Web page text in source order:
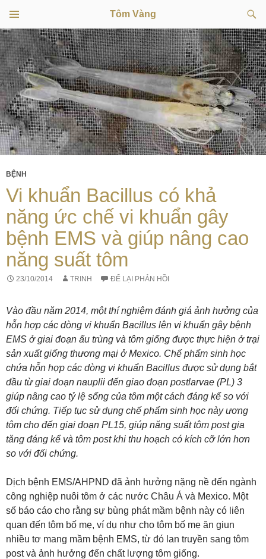
Tôm Vàng
kiếm
TRÌNH
ĐƠN
CƠ SỞ
CHUYỂN
ĐẾN
NỘI
DUNG
BỆNH
Vi khuẩn Bacillus có khả
năng ức chế vi khuẩn gây
bệnh EMS và giúp nâng cao
năng suất tôm
23/10/2014 TRINH ĐỂ LẠI PHẢN HỒI
Vào đầu năm 2014, một thí nghiệm đánh giá ảnh hưởng của
hỗn hợp các dòng vi khuẩn Bacillus lên vi khuẩn gây bệnh
EMS ở giai đoạn ấu trùng và tôm giống được thực hiện ở trại
sản xuất giống thương mại ở Mexico. Chế phẩm sinh học
chứa hỗn hợp các dòng vi khuẩn Bacillus được sử dụng bắt
đầu từ giai đoạn nauplii đến giao đoạn postlarvae (PL) 3
giúp nâng cao tỷ lệ sống của tôm một cách đáng kể so với
đối chứng. Tiếp tục sử dụng chế phẩm sinh học này ương
tôm cho đến giai đoạn PL15, giúp năng suất tôm post gia
tăng đáng kể và tôm post khi thu hoạch có kích cỡ lớn hơn
so với đối chứng.
Dịch bệnh EMS/AHPND đã ảnh hưởng nặng nề đến ngành
công nghiệp nuôi tôm ở các nước Châu Á và Mexico. Một
số báo cáo cho rằng sự bùng phát mầm bệnh này có liên
quan đến tôm bố mẹ, ví dụ như cho tôm bố mẹ ăn giun
nhiều tơ mang mầm bệnh EMS, từ đó lan truyền sang tôm
post và ảnh hưởng đến chất lượng tôm giống.